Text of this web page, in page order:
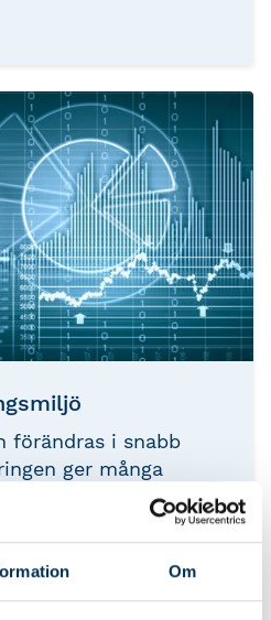
Om
fungerande
förändras i snabb
ger många
ett antal viktiga
Srf konsulterna har